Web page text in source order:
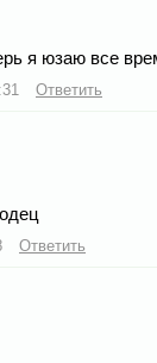
я юзаю все
Ответить
Ответить